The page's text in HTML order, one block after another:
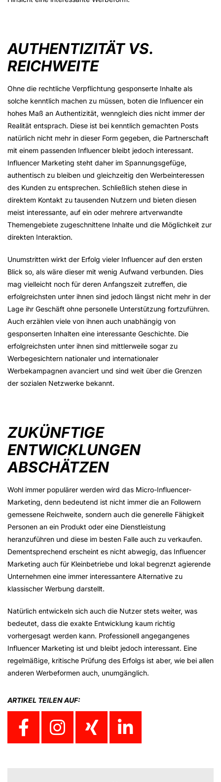
AUTHENTIZITÄT VS.
REICHWEITE
Ohne die rechtliche Verpflichtung gesponserte Inhalte als
solche kenntlich machen zu müssen, boten die Influencer ein
hohes Maß an Authentizität, wenngleich dies nicht immer der
Realität entsprach. Diese ist bei kenntlich gemachten Posts
natürlich nicht mehr in dieser Form gegeben, die Partnerschaft
mit einem passenden Influencer bleibt jedoch interessant.
Influencer Marketing steht daher im Spannungsgefüge,
authentisch zu bleiben und gleichzeitig den Werbeinteressen
des Kunden zu entsprechen. Schließlich stehen diese in
direktem Kontakt zu tausenden Nutzern und bieten diesen
meist interessante, auf ein oder mehrere artverwandte
Themengebiete zugeschnittene Inhalte und die Möglichkeit zur
direkten Interaktion.
Unumstritten wirkt der Erfolg vieler Influencer auf den ersten
Blick so, als wäre dieser mit wenig Aufwand verbunden. Dies
mag vielleicht noch für deren Anfangszeit zutreffen, die
erfolgreichsten unter ihnen sind jedoch längst nicht mehr in der
Lage ihr Geschäft ohne personelle Unterstützung fortzuführen.
Auch erzählen viele von ihnen auch unabhängig von
gesponserten Inhalten eine interessante Geschichte. Die
erfolgreichsten unter ihnen sind mittlerweile sogar zu
Werbegesichtern nationaler und internationaler
Werbekampagnen avanciert und sind weit über die Grenzen
der sozialen Netzwerke bekannt.
ZUKÜNFTIGE
ENTWICKLUNGEN
ABSCHÄTZEN
Wohl immer populärer werden wird das Micro-Influencer-
Marketing, denn bedeutend ist nicht immer die an Followern
gemessene Reichweite, sondern auch die generelle Fähigkeit
Personen an ein Produkt oder eine Dienstleistung
heranzuführen und diese im besten Falle auch zu verkaufen.
Dementsprechend erscheint es nicht abwegig, das Influencer
Marketing auch für Kleinbetriebe und lokal begrenzt agierende
Unternehmen eine immer interessantere Alternative zu
klassischer Werbung darstellt.
Natürlich entwickeln sich auch die Nutzer stets weiter, was
bedeutet, dass die exakte Entwicklung kaum richtig
vorhergesagt werden kann. Professionell angegangenes
Influencer Marketing ist und bleibt jedoch interessant. Eine
regelmäßige, kritische Prüfung des Erfolgs ist aber, wie bei allen
anderen Werbeformen auch, unumgänglich.
ARTIKEL TEILEN AUF: